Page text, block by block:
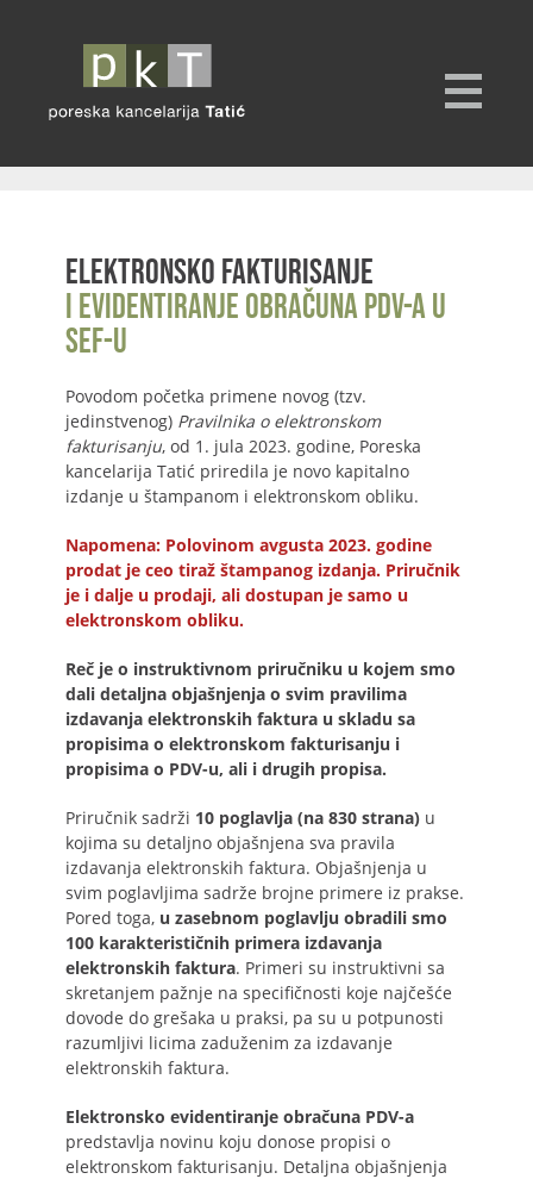
Elektronsko fakturisanje
i evidentiranje obračuna PDV-a u
SEF-u
Povodom početka primene novog (tzv.
jedinstvenog) Pravilnika o elektronskom
fakturisanju, od 1. jula 2023. godine, Poreska
kancelarija Tatić priredila je novo kapitalno
izdanje u štampanom i elektronskom obliku.
Napomena: Polovinom avgusta 2023. godine
prodat je ceo tiraž štampanog izdanja. Priručnik
je i dalje u prodaji, ali dostupan je samo u
elektronskom obliku.
Reč je o instruktivnom priručniku u kojem smo
dali detaljna objašnjenja o svim pravilima
izdavanja elektronskih faktura u skladu sa
propisima o elektronskom fakturisanju i
propisima o PDV-u, ali i drugih propisa.
Priručnik sadrži 10 poglavlja (na 830 strana) u
kojima su detaljno objašnjena sva pravila
izdavanja elektronskih faktura. Objašnjenja u
svim poglavljima sadrže brojne primere iz prakse.
Pored toga, u zasebnom poglavlju obradili smo
100 karakterističnih primera izdavanja
elektronskih faktura. Primeri su instruktivni sa
skretanjem pažnje na specifičnosti koje najčešće
dovode do grešaka u praksi, pa su u potpunosti
razumljivi licima zaduženim za izdavanje
elektronskih faktura.
Elektronsko evidentiranje obračuna PDV-a
predstavlja novinu koju donose propisi o
elektronskom fakturisanju. Detaljna objašnjenja